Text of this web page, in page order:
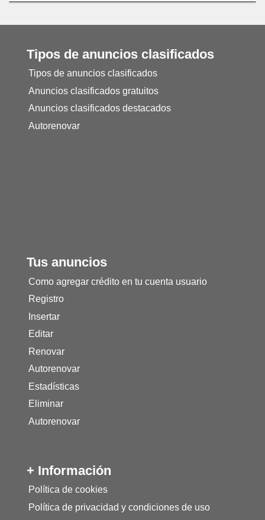
Tipos de anuncios clasificados
Tipos de anuncios clasificados
Anuncios clasificados gratuitos
Anuncios clasificados destacados
Autorenovar
Tus anuncios
Como agregar crédito en tu cuenta usuario
Registro
Insertar
Editar
Renovar
Autorenovar
Estadísticas
Eliminar
Autorenovar
+ Información
Política de cookies
Política de privacidad y condiciones de uso